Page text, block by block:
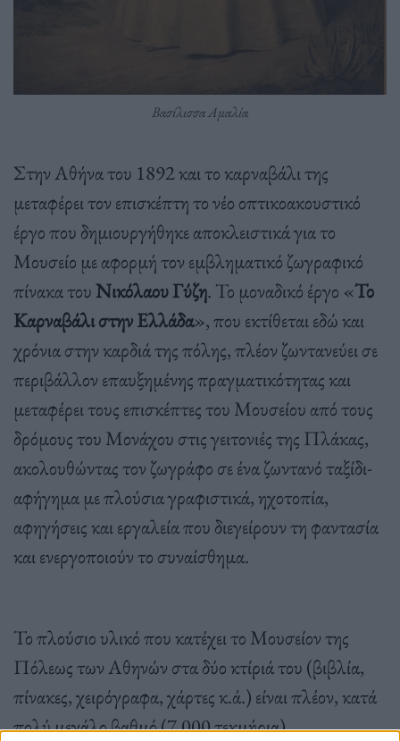
Βασίλισσα Αμαλία
Στην Αθήνα του 1892 και το καρναβάλι της
μεταφέρει τον επισκέπτη το νέο οπτικοακουστικό
έργο που δημιουργήθηκε αποκλειστικά για το
Μουσείο με αφορμή τον εμβληματικό ζωγραφικό
πίνακα τουΝικόλαου Γύζη. Το μοναδικό έργο «Το
Καρναβάλι στην Ελλάδα», που εκτίθεται εδώ και
χρόνια στην καρδιά της πόλης, πλέον ζωντανεύει σε
περιβάλλον επαυξημένης πραγματικότητας και
μεταφέρει τους επισκέπτες του Μουσείου από τους
δρόμους του Μονάχου στις γειτονιές της Πλάκας,
ακολουθώντας τον ζωγράφο σε ένα ζωντανό ταξίδι-
αφήγημα με πλούσια γραφιστικά, ηχοτοπία,
αφηγήσεις και εργαλεία που διεγείρουν τη φαντασία
και ενεργοποιούν το συναίσθημα.
Το πλούσιο υλικό που κατέχει το Μουσείον της
Πόλεως των Αθηνών στα δύο κτίριά του (βιβλία,
πίνακες, χειρόγραφα, χάρτες κ.ά.) είναι πλέον, κατά
πολύ μεγάλο βαθμό (7.000 τεκμήρια)